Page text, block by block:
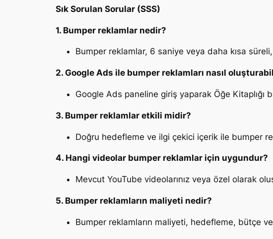
Sık Sorulan Sorular (SSS)
1. Bumper reklamlar nedir?
Bumper reklamlar, 6 saniye veya daha kısa
2. Google Ads ile bumper reklamları nasıl
Google Ads paneline giriş yaparak Öğe Kitaplığı
3. Bumper reklamlar etkili midir?
Doğru hedefleme ve ilgi çekici içerik ile bumper
4. Hangi videolar bumper reklamlar için uygundur?
Mevcut YouTube videolarınız veya özel olarak
5. Bumper reklamların maliyeti nedir?
Bumper reklamların maliyeti, hedefleme, bütçe